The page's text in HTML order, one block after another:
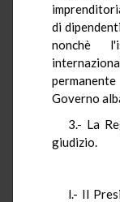
di
nonchè
Governo
3.- La
giudizio.
l.- Il